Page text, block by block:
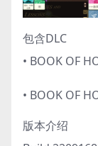
包含DLC
• BOOK OF
• BOOK OF
版本介绍